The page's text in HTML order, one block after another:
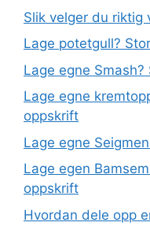
Slik velger du riktig
Lage potetgull?
Lage egne
Lage egne
oppskrift
Lage egne
Lage egen
oppskrift
Hvordan dele opp